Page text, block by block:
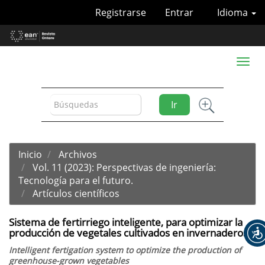
Contenido
principal
Idioma
Registrarse Entrar
Ir
Toggle
Inicio
Archivos
Vol. 11 (2023): Perspectivas de ingeniería:
Tecnología para el futuro.
Artículos científicos
Sistema de fertirriego inteligente, para optimizar la
producción de vegetales cultivados en invernaderos
Intelligent fertigation system to optimize the production of
greenhouse-grown vegetables